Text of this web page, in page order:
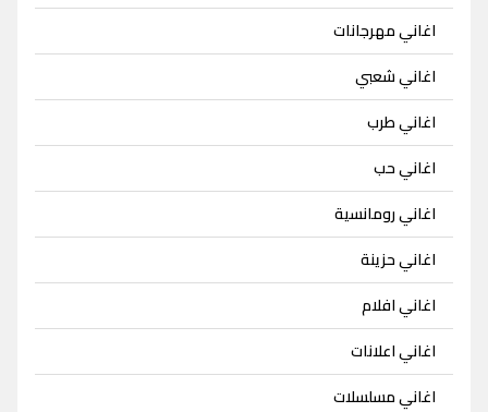
اغاني مهرجانات
اغاني شعبي
اغاني طرب
اغاني حب
اغاني رومانسية
اغاني حزينة
اغاني افلام
اغاني اعلانات
اغاني مسلسلات